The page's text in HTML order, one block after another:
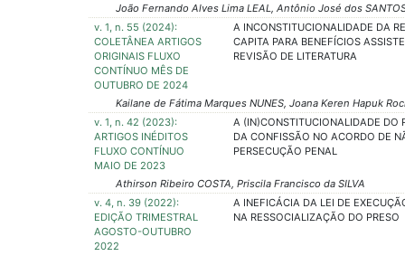
João Fernando Alves Lima LEAL, Antônio José dos
v. 1, n. 55 (2024):
COLETÂNEA ARTIGOS
ORIGINAIS FLUXO
CONTÍNUO MÊS DE
OUTUBRO DE 2024
A INCONSTITUCIONALIDADE DA
CAPITA PARA BENEFÍCIOS
REVISÃO DE LITERATURA
Kailane de Fátima Marques NUNES, Joana Keren Hapuk
v. 1, n. 42 (2023):
ARTIGOS INÉDITOS
FLUXO CONTÍNUO
MAIO DE 2023
A (IN)CONSTITUCIONALIDADE DO
DA CONFISSÃO NO ACORDO DE
PERSECUÇÃO PENAL
Athirson Ribeiro COSTA, Priscila Francisco da SILVA
v. 4, n. 39 (2022):
EDIÇÃO TRIMESTRAL
AGOSTO-OUTUBRO
2022
A INEFICÁCIA DA LEI DE
NA RESSOCIALIZAÇÃO DO PRESO